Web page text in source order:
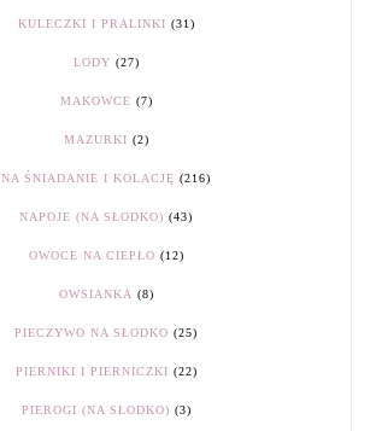
KULECZKI I PRALINKI (31)
LODY (27)
MAKOWCE (7)
MAZURKI (2)
NA ŚNIADANIE I KOLACJĘ (216)
NAPOJE (NA SŁODKO) (43)
OWOCE NA CIEPŁO (12)
OWSIANKA (8)
PIECZYWO NA SŁODKO (25)
PIERNIKI I PIERNICZKI (22)
PIEROGI (NA SŁODKO) (3)